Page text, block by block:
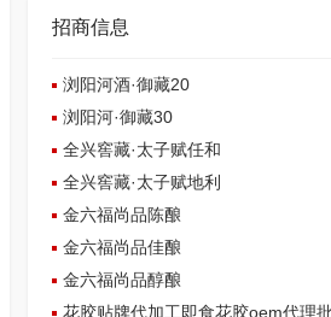
招商信息
浏阳河酒·御藏20
浏阳河·御藏30
全兴窖藏·太子赋任和
全兴窖藏·太子赋地利
金六福尚品陈酿
金六福尚品佳酿
金六福尚品醇酿
花胶贴牌代加工即食花胶oem代理